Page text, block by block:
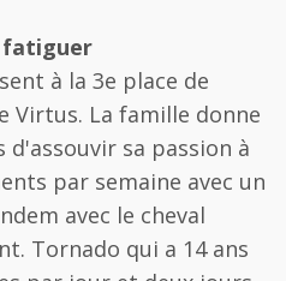
fatiguer
à la 3e place de
Virtus. La famille donne
sa passion à
par semaine avec un
avec le cheval
Tornado qui a 14 ans